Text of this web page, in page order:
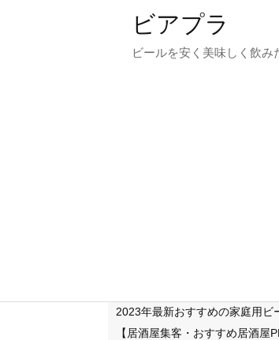
ビアプラ
ビールを安く美味しく飲み
2023年最新おすすめの家庭用ビ
【居酒屋集客・おすすめ居酒